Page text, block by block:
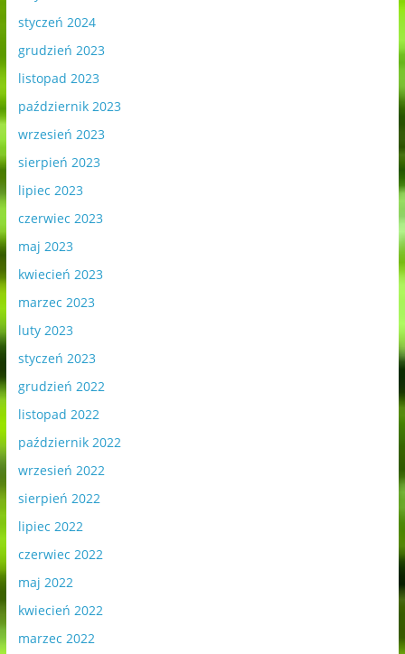
styczeń 2024
grudzień 2023
listopad 2023
październik 2023
wrzesień 2023
sierpień 2023
lipiec 2023
czerwiec 2023
maj 2023
kwiecień 2023
marzec 2023
luty 2023
styczeń 2023
grudzień 2022
listopad 2022
październik 2022
wrzesień 2022
sierpień 2022
lipiec 2022
czerwiec 2022
maj 2022
kwiecień 2022
marzec 2022